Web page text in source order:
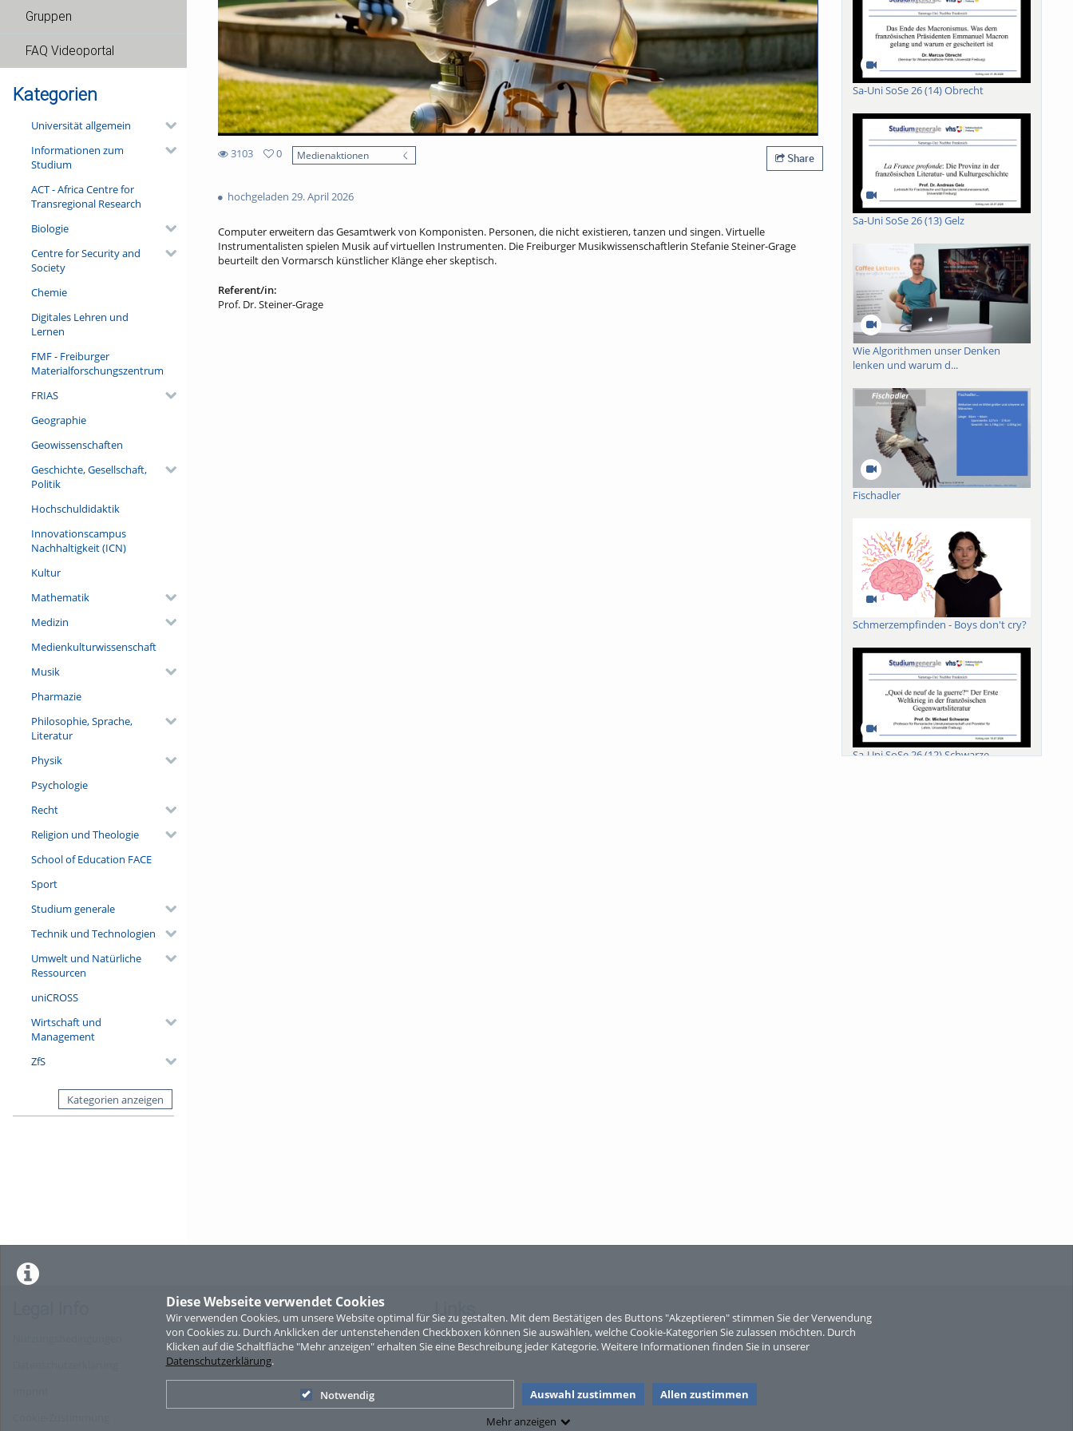
Diese Webseite verwendet Cookies
Wir verwenden Cookies, um unsere Website optimal für Sie zu gestalten. Mit dem Bestätigen des Buttons "Akzeptieren" stimmen Sie der Verwendung
von Cookies zu. Durch Anklicken der untenstehenden Checkboxen können Sie auswählen, welche Cookie-Kategorien Sie zulassen möchten. Durch
Klicken auf die Schaltfläche "Mehr anzeigen" erhalten Sie eine Beschreibung jeder Kategorie. Weitere Informationen finden Sie in unserer
Datenschutzerklärung.
Notwendig Auswahl zustimmen
Allen zustimmen
Mehr anzeigen
Gruppen
FAQ Videoportal
Kategorien
Universität allgemein
Informationen zum
Studium
ACT - Africa Centre for
Transregional Research
Biologie
Centre for Security and
Society
Chemie
Digitales Lehren und
Lernen
FMF - Freiburger
Materialforschungszentrum
FRIAS
Geographie
Geowissenschaften
Geschichte, Gesellschaft,
Politik
Hochschuldidaktik
Innovationscampus
Nachhaltigkeit (ICN)
Kultur
Mathematik
Medizin
Medienkulturwissenschaft
Musik
Pharmazie
Philosophie, Sprache,
Literatur
Physik
Psychologie
Recht
Religion und Theologie
School of Education FACE
Sport
Studium generale
Technik und Technologien
Umwelt und Natürliche
Ressourcen
uniCROSS
Wirtschaft und
Management
ZfS
Kategorien anzeigen
3103
views
0
Medienaktionen Share
hochgeladen 29. April 2026
Computer erweitern das Gesamtwerk von Komponisten. Personen, die nicht existieren, tanzen und singen. Virtuelle
Instrumentalisten spielen Musik auf virtuellen Instrumenten. Die Freiburger Musikwissenschaftlerin Stefanie Steiner-Grage
beurteilt den Vormarsch künstlicher Klänge eher skeptisch.
Referent/in:
Prof. Dr. Steiner-Grage
Sa-Uni SoSe 26 (14) Obrecht
Sa-Uni SoSe 26 (13) Gelz
Wie Algorithmen unser Denken
lenken und warum d...
Fischadler
Schmerzempfinden - Boys don't cry?
Sa-Uni SoSe 26 (12) Schwarze
Sperber
Links
Sitemap